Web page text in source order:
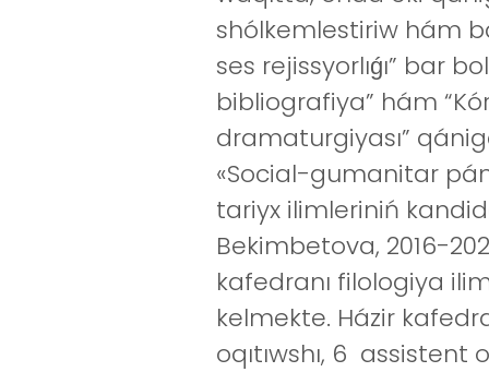
shólkemlestiriw hám
ses rejissyorlıǵı” bar
bibliografiya” hám
dramaturgiyası”
«Social-gumanitar
tariyx ilimleriniń
Bekimbetova, 2016-
kafedranı filologiya
kelmekte. Házir
oqıtıwshı, 6 assistent